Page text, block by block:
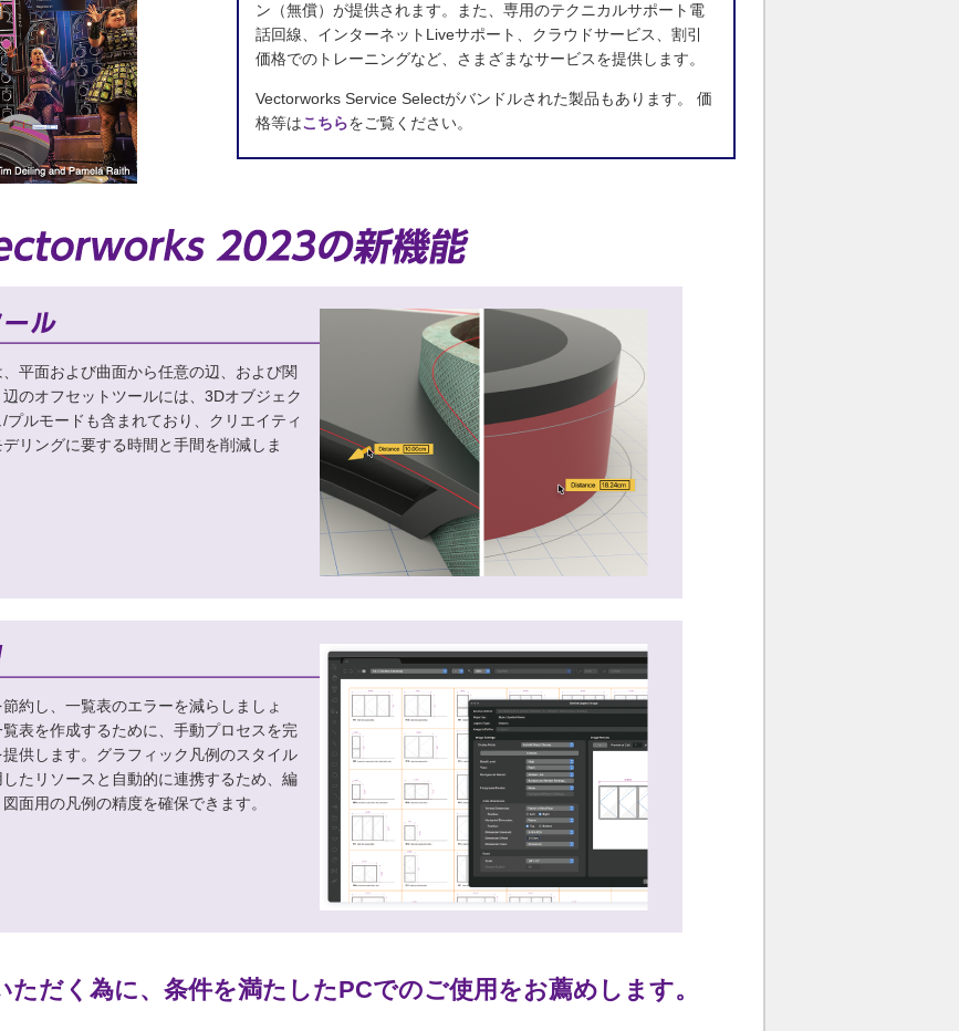
ン（無償）が提供されます。また、専用のテクニカルサポート電
話回線、インターネットLiveサポート、クラウドサービス、割引
価格でのトレーニングなど、さまざまなサービスを提供します。
Vectorworks Service Selectがバンドルされた製品もあります。 価
格等はこちらをご覧ください。
平面および曲面から任意の辺、および関
のオフセットツールには、3Dオブジェク
プルモードも含まれており、クリエイティ
リングに要する時間と手間を削減しま
約し、一覧表のエラーを減らしましょ
表を作成するために、手動プロセスを完
供します。グラフィック凡例のスタイル
たリソースと自動的に連携するため、編
面用の凡例の精度を確保できます。
だく為に、条件を満たしたPCでのご使用をお薦めします。